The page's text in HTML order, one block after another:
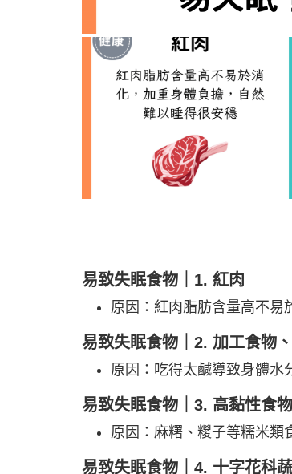
易致失眠食物｜1. 紅肉
原因：紅肉脂肪含量高不易
易致失眠食物｜2. 加工食物
原因：吃得太鹹導致身體水
易致失眠食物｜3. 高黏性食物
原因：麻糬、糉子等糯米類
易致失眠食物｜4. 十字花科